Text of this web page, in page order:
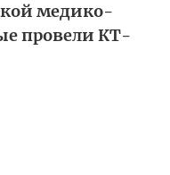
медико-
провели КТ-